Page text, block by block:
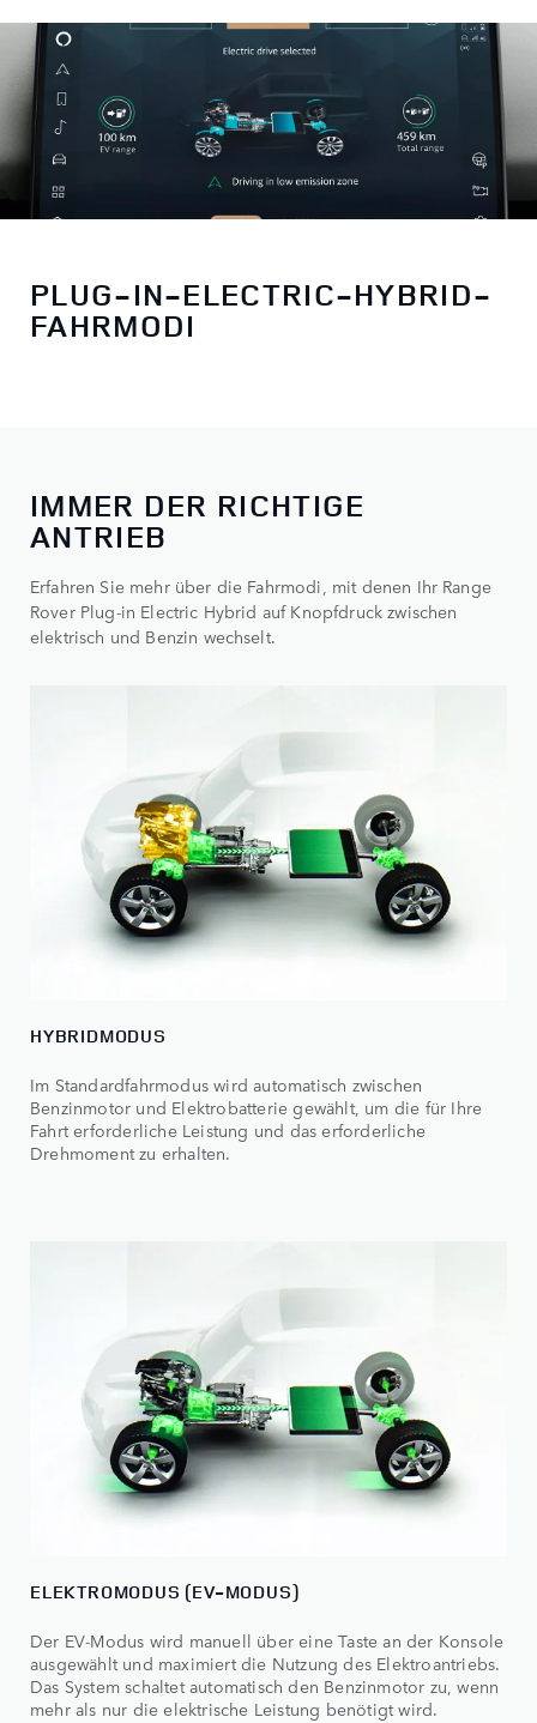
PLUG-IN-ELECTRIC-HYBRID-
FAHRMODI
IMMER DER RICHTIGE
ANTRIEB
Erfahren Sie mehr über die Fahrmodi, mit denen Ihr Range
Rover Plug-in Electric Hybrid auf Knopfdruck zwischen
elektrisch und Benzin wechselt.
HYBRIDMODUS
Im Standardfahrmodus wird automatisch zwischen
Benzinmotor und Elektrobatterie gewählt, um die für Ihre
Fahrt erforderliche Leistung und das erforderliche
Drehmoment zu erhalten.
ELEKTROMODUS (EV-MODUS)
Der EV‑Modus wird manuell über eine Taste an der Konsole
ausgewählt und maximiert die Nutzung des Elektroantriebs.
Das System schaltet automatisch den Benzinmotor zu, wenn
mehr als nur die elektrische Leistung benötigt wird.